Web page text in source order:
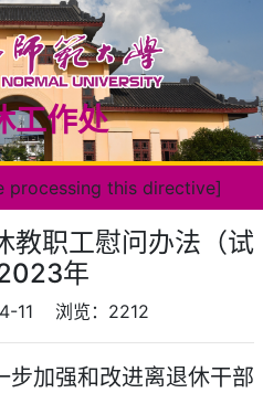
工作处
processing this directive]
教职工慰问办法（试
年
11 浏览： 2212
步加强和改进离退休干部